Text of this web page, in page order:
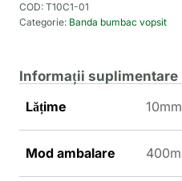
COD: T10C1-01
Categorie: Banda bumbac vopsit
Informații suplimentare
Lățime
10mm
Mod ambalare 400m